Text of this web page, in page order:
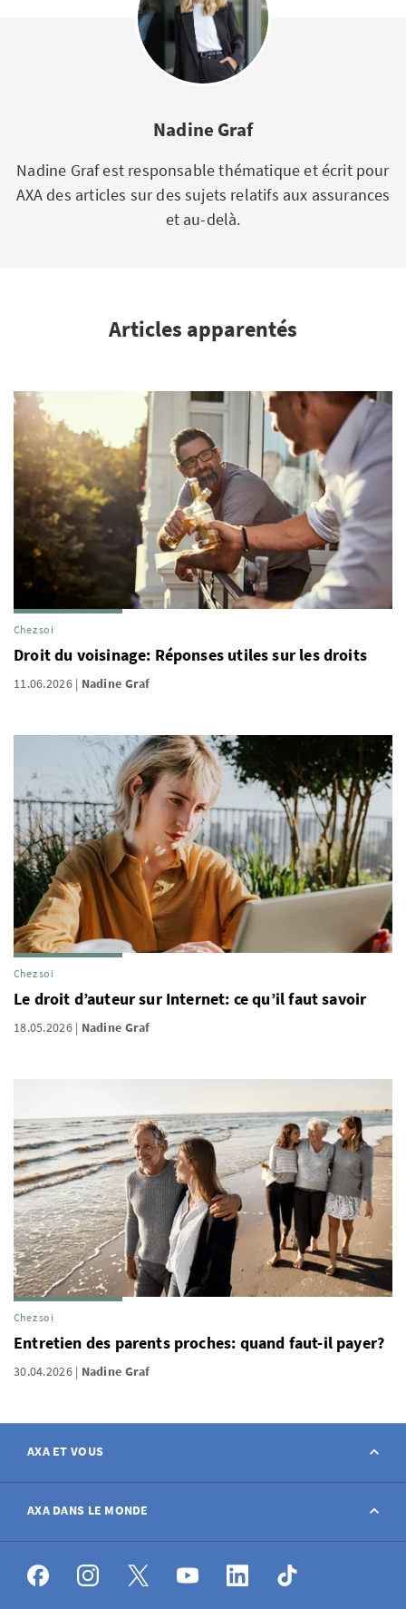
Nadine Graf
Nadine Graf est responsable thématique et écrit pour
AXA des articles sur des sujets relatifs aux assurances
et au-delà.
Articles apparentés
Chez soi
Droit du voisinage: Réponses utiles sur les droits
11.06.2026 Nadine Graf
Chez soi
Le droit d’auteur sur Internet: ce qu’il faut savoir
18.05.2026 Nadine Graf
Chez soi
Entretien des parents proches: quand faut-il payer?
30.04.2026 Nadine Graf
AXA ET VOUS
Contact
Déclarer sinistre
AXA DANS LE MONDE
AXA dans le monde